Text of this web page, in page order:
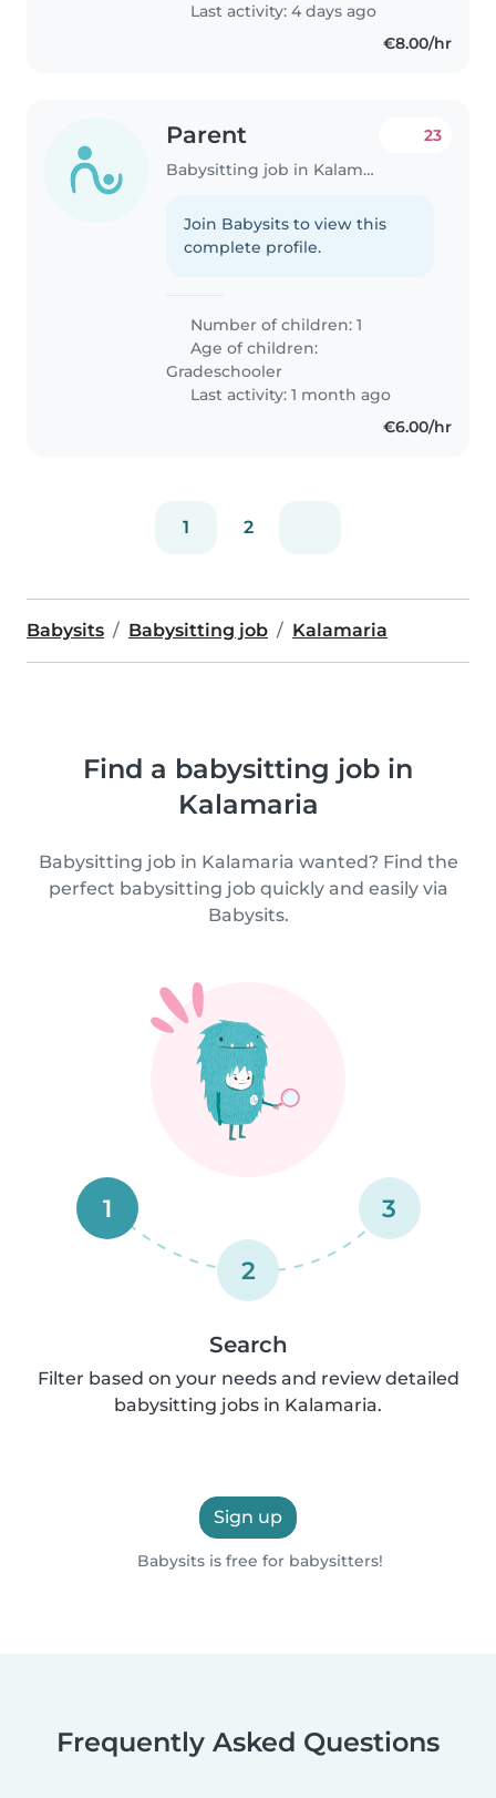
Last activity: 4 days ago
€8.00/hr
Parent
Babysitting job in Kalamaria
23
Join Babysits to view this
complete profile.
Number of children: 1
Age of children:
Gradeschooler
Last activity: 1 month ago
€6.00/hr
1 2
Babysits Babysitting job Kalamaria
Find a babysitting job in
Kalamaria
Babysitting job in Kalamaria wanted? Find the
perfect babysitting job quickly and easily via
Babysits.
1
2
3
Search
Filter based on your needs and review detailed
babysitting jobs in Kalamaria.
Sign up
Babysits is free for babysitters!
Frequently Asked Questions